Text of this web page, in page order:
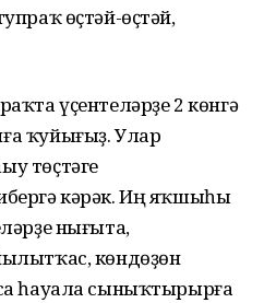
өҫтәй-өҫтәй,
үҫентеләрҙе 2 көнгә
ҡуйығыҙ. Улар
төҫтәге
кәрәк. Иң яҡшыһы
нығыта,
көндөҙөн
һауала сыныҡтырырға